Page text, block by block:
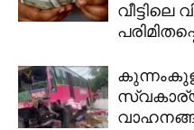
വീട്ടിലെ